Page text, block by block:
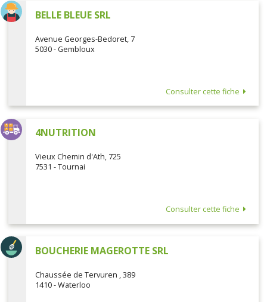
BELLE BLEUE SRL
Avenue Georges-Bedoret, 7
5030 - Gembloux
Consulter cette fiche
4NUTRITION
Vieux Chemin d'Ath, 725
7531 - Tournai
Consulter cette fiche
BOUCHERIE MAGEROTTE SRL
Chaussée de Tervuren , 389
1410 - Waterloo